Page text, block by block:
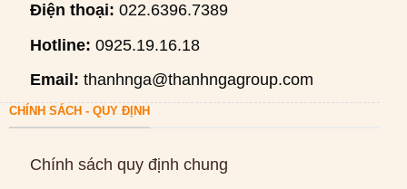
Điện thoại: 022.6396.7389
Hotline: 0925.19.16.18
Email: thanhnga@thanhngagroup.com
CHÍNH SÁCH - QUY ĐỊNH
Chính sách quy định chung